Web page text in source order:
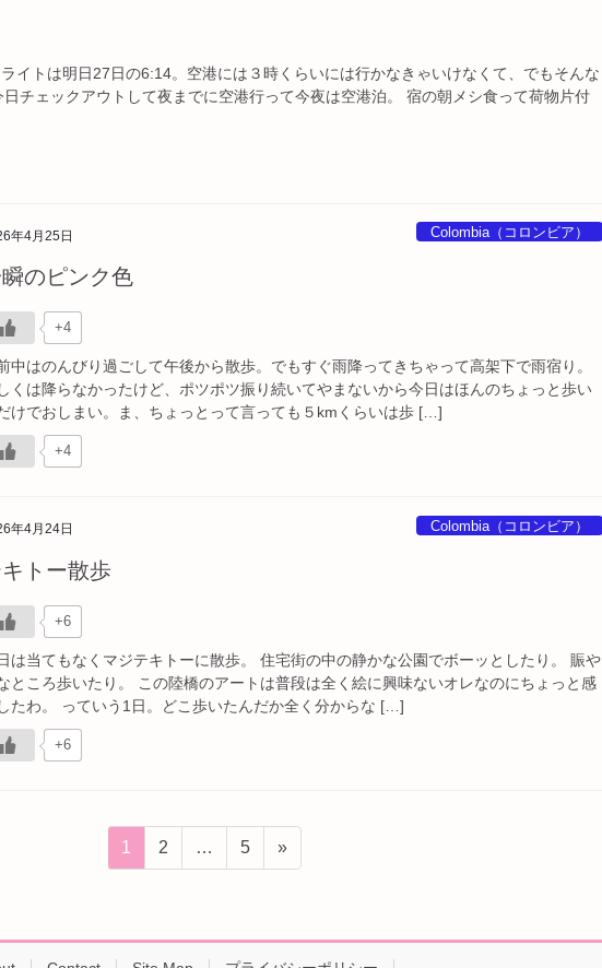
イトは明日27日の6:14。空港には３時くらいには行かなきゃいけなくて、でもそんな
チェックアウトして夜までに空港行って今夜は空港泊。 宿の朝メシ食って荷物片付
年4月25日 Colombia（コロンビア）
のピンク色
+4
中はのんびり過ごして午後から散歩。でもすぐ雨降ってきちゃって高架下で雨宿り。
くは降らなかったけど、ポツポツ振り続いてやまないから今日はほんのちょっと歩い
けでおしまい。ま、ちょっとって言っても５kmくらいは歩 […]
+4
年4月24日 Colombia（コロンビア）
トー散歩
+6
は当てもなくマジテキトーに散歩。 住宅街の中の静かな公園でボーッとしたり。 賑や
ところ歩いたり。 この陸橋のアートは普段は全く絵に興味ないオレなのにちょっと感
たわ。 っていう1日。どこ歩いたんだか全く分からな […]
+6
固
定
ジ
1
固
定
ジ
2 …
固
定
ジ
5 »